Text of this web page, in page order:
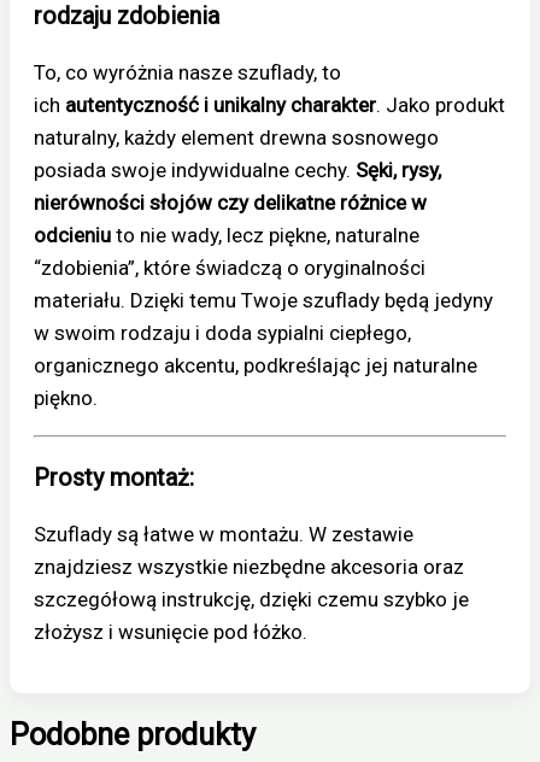
rodzaju zdobienia
To, co wyróżnia nasze szuflady, to
ich autentyczność i unikalny charakter. Jako produkt
naturalny, każdy element drewna sosnowego
posiada swoje indywidualne cechy. Sęki, rysy,
nierówności słojów czy delikatne różnice w
odcieniu to nie wady, lecz piękne, naturalne
“zdobienia”, które świadczą o oryginalności
materiału. Dzięki temu Twoje szuflady będą jedyny
w swoim rodzaju i doda sypialni ciepłego,
organicznego akcentu, podkreślając jej naturalne
piękno.
Prosty montaż:
Szuflady są łatwe w montażu. W zestawie
znajdziesz wszystkie niezbędne akcesoria oraz
szczegółową instrukcję, dzięki czemu szybko je
złożysz i wsunięcie pod łóżko.
Podobne produkty